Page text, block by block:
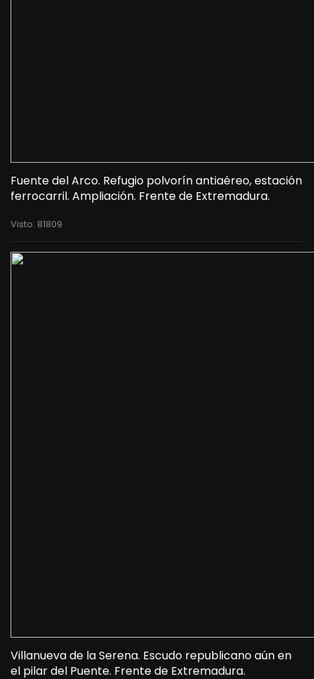
Fuente del Arco. Refugio polvorín antiaéreo, estación
ferrocarril. Ampliación. Frente de Extremadura.
Visto: 81809
Villanueva de la Serena. Escudo republicano aún en
el pilar del Puente. Frente de Extremadura.